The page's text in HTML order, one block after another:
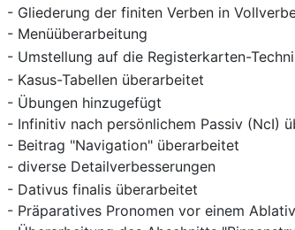
- Gliederung der finiten Verben in
- Menüüberarbeitung
- Umstellung auf die Registerkarten-
- Kasus-Tabellen überarbeitet
- Übungen hinzugefügt
- Infinitiv nach persönlichem Passiv (NcI)
- Beitrag "Navigation" überarbeitet
- diverse Detailverbesserungen
- Dativus finalis überarbeitet
- Präparatives Pronomen vor einem